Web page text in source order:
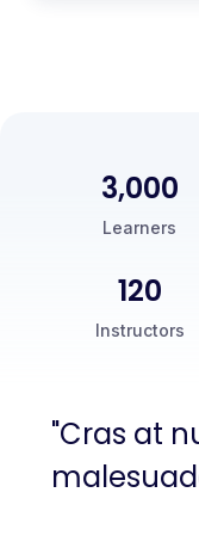
3,000
Learners
120
Instructors
"Cras at